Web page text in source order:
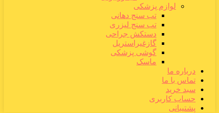
لوازم پزشکی
تب سنج دهانی
تب سنج لیزری
دستکش جراحی
گازغیراستریل
گوشی پزشکی
ماسک
درباره ما
تماس با ما
سبد خرید
حساب کاربری
پشتیبانی